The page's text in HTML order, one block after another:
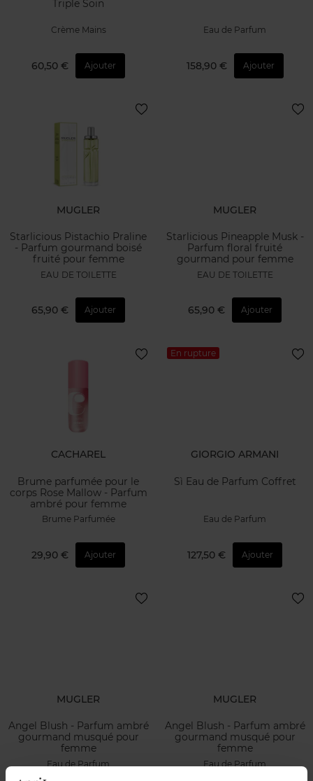
Triple Soin
Crème Mains
60,50 € Ajouter
Eau de Parfum
158,90 € Ajouter
MUGLER
Starlicious Pistachio Praline
- Parfum gourmand boisé
fruité pour femme
EAU DE TOILETTE
65,90 € Ajouter
MUGLER
Starlicious Pineapple Musk -
Parfum floral fruité
gourmand pour femme
EAU DE TOILETTE
65,90 € Ajouter
CACHAREL
Brume parfumée pour le
corps Rose Mallow - Parfum
ambré pour femme
Brume Parfumée
29,90 € Ajouter
En rupture
GIORGIO ARMANI
Sì Eau de Parfum Coffret
Eau de Parfum
127,50 € Ajouter
MUGLER
Angel Blush - Parfum ambré
gourmand musqué pour
femme
Eau de Parfum
MUGLER
Angel Blush - Parfum ambré
gourmand musqué pour
femme
Eau de Parfum